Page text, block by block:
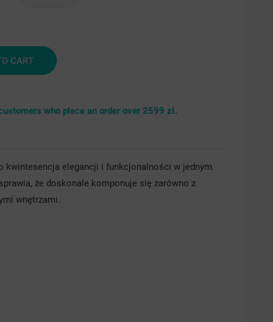
CART
who place an order over 2599 zł.
kwintesencja elegancji i funkcjonalności w jednym.
że doskonale komponuje się zarówno z
wnętrzami.